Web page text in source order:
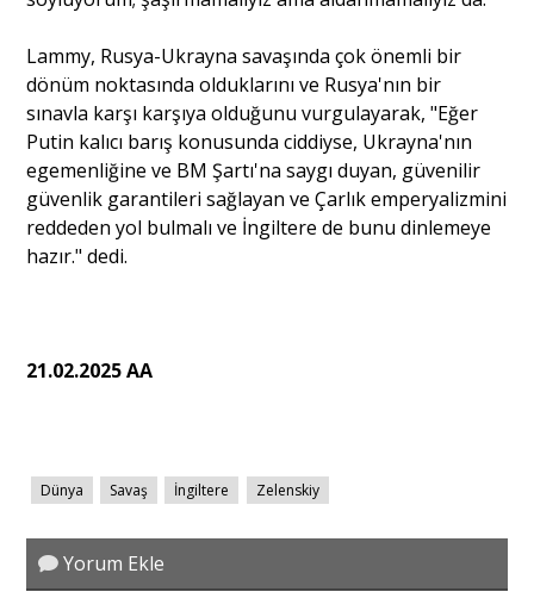
Lammy, Rusya-Ukrayna savaşında çok önemli bir
dönüm noktasında olduklarını ve Rusya'nın bir
sınavla karşı karşıya olduğunu vurgulayarak, "Eğer
Putin kalıcı barış konusunda ciddiyse, Ukrayna'nın
egemenliğine ve BM Şartı'na saygı duyan, güvenilir
güvenlik garantileri sağlayan ve Çarlık emperyalizmini
reddeden yol bulmalı ve İngiltere de bunu dinlemeye
hazır." dedi.
21.02.2025 AA
Dünya Savaş İngiltere Zelenskiy
Yorum Ekle